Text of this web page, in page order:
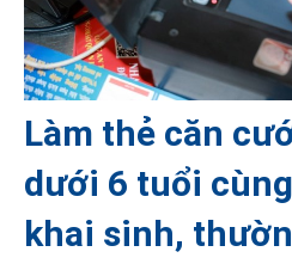
Làm thẻ căn
dưới 6 tuổi
khai sinh,